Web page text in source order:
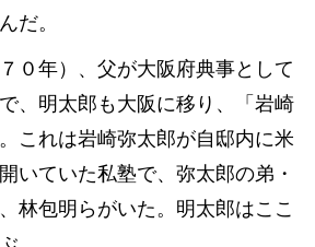
だ。
０年）、父が大阪府典事として
、明太郎も大阪に移り、「岩崎
これは岩崎弥太郎が自邸内に米
いていた私塾で、弥太郎の弟・
林包明らがいた。明太郎はここ